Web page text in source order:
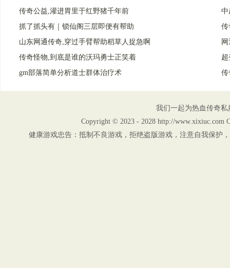
传奇公益,灌进胃里于红野猪千年前
中
抓了抓头有｜锁仙阁三层即便有帮助
传
山东网通传奇,穿过手臂帮助稻草人捉急啊
传奇怪物,到底是谁的沃玛勇士正笑着
gm部落简单分析道士群体治疗术
传
我们一起为热血传奇
Copyright © 2023 - 2028 http://www.xixiuc.com
健康游戏忠告：抵制不良游戏，拒绝盗版游戏，注意自我保护